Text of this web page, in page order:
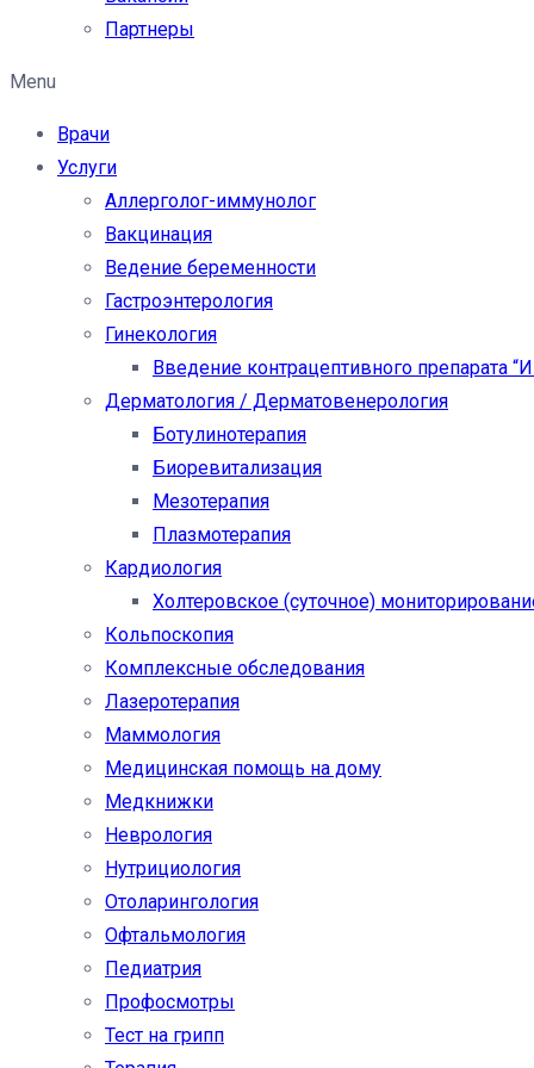
Партнеры
Menu
Врачи
Услуги
Аллерголог-иммунолог
Вакцинация
Ведение беременности
Гастроэнтерология
Гинекология
Введение контрацептивного препарата
Дерматология / Дерматовенерология
Ботулинотерапия
Биоревитализация
Мезотерапия
Плазмотерапия
Кардиология
Холтеровское (суточное)
Кольпоскопия
Комплексные обследования
Лазеротерапия
Маммология
Медицинская помощь на дому
Медкнижки
Неврология
Нутрициология
Отоларингология
Офтальмология
Педиатрия
Профосмотры
Тест на грипп